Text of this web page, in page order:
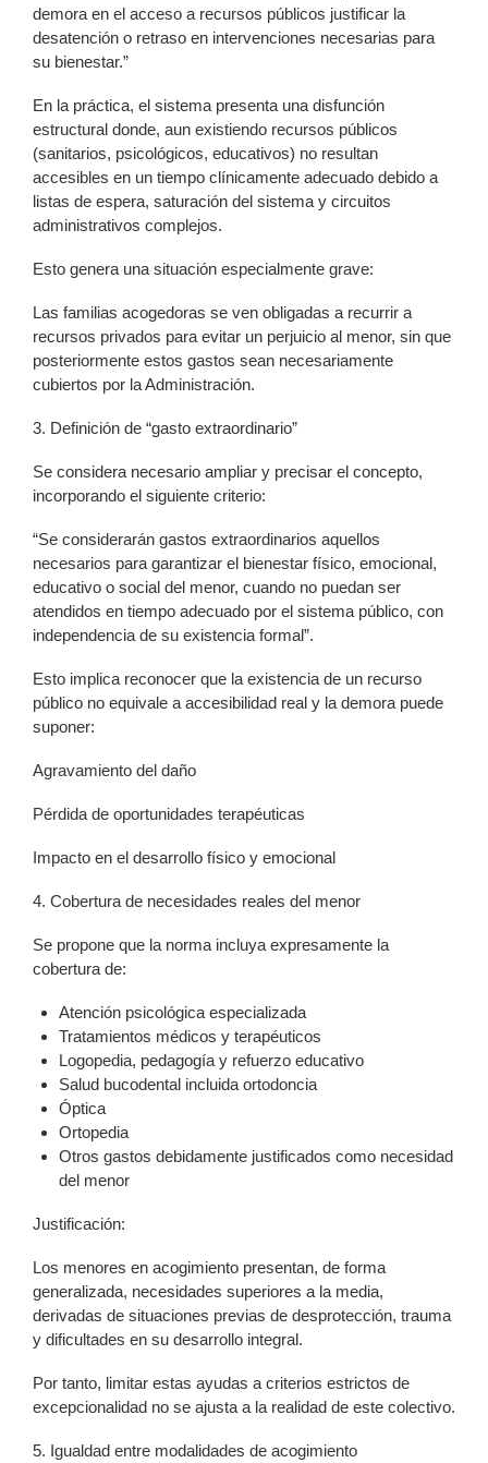
demora en el acceso a recursos públicos justificar la
desatención o retraso en intervenciones necesarias para
su bienestar.”
En la práctica, el sistema presenta una disfunción
estructural donde, aun existiendo recursos públicos
(sanitarios, psicológicos, educativos) no resultan
accesibles en un tiempo clínicamente adecuado debido a
listas de espera, saturación del sistema y circuitos
administrativos complejos.
Esto genera una situación especialmente grave:
Las familias acogedoras se ven obligadas a recurrir a
recursos privados para evitar un perjuicio al menor, sin que
posteriormente estos gastos sean necesariamente
cubiertos por la Administración.
3. Definición de “gasto extraordinario”
Se considera necesario ampliar y precisar el concepto,
incorporando el siguiente criterio:
“Se considerarán gastos extraordinarios aquellos
necesarios para garantizar el bienestar físico, emocional,
educativo o social del menor, cuando no puedan ser
atendidos en tiempo adecuado por el sistema público, con
independencia de su existencia formal”.
Esto implica reconocer que la existencia de un recurso
público no equivale a accesibilidad real y la demora puede
suponer:
Agravamiento del daño
Pérdida de oportunidades terapéuticas
Impacto en el desarrollo físico y emocional
4. Cobertura de necesidades reales del menor
Se propone que la norma incluya expresamente la
cobertura de:
Atención psicológica especializada
Tratamientos médicos y terapéuticos
Logopedia, pedagogía y refuerzo educativo
Salud bucodental incluida ortodoncia
Óptica
Ortopedia
Otros gastos debidamente justificados como necesidad
del menor
Justificación:
Los menores en acogimiento presentan, de forma
generalizada, necesidades superiores a la media,
derivadas de situaciones previas de desprotección, trauma
y dificultades en su desarrollo integral.
Por tanto, limitar estas ayudas a criterios estrictos de
excepcionalidad no se ajusta a la realidad de este colectivo.
5. Igualdad entre modalidades de acogimiento